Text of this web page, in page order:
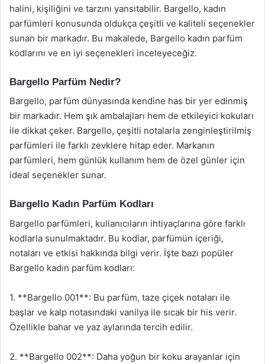
halini, kişiliğini ve tarzını yansıtabilir. Bargello, kadın
parfümleri konusunda oldukça çeşitli ve kaliteli seçenekler
sunan bir markadır. Bu makalede, Bargello kadın parfüm
kodlarını ve en iyi seçenekleri inceleyeceğiz.
Bargello Parfüm Nedir?
Bargello, parfüm dünyasında kendine has bir yer edinmiş
bir markadır. Hem şık ambalajları hem de etkileyici kokuları
ile dikkat çeker. Bargello, çeşitli notalarla zenginleştirilmiş
parfümleri ile farklı zevklere hitap eder. Markanın
parfümleri, hem günlük kullanım hem de özel günler için
ideal seçenekler sunar.
Bargello Kadın Parfüm Kodları
Bargello parfümleri, kullanıcıların ihtiyaçlarına göre farklı
kodlarla sunulmaktadır. Bu kodlar, parfümün içeriği,
notaları ve etkisi hakkında bilgi verir. İşte bazı popüler
Bargello kadın parfüm kodları:
1. **Bargello 001**: Bu parfüm, taze çiçek notaları ile
başlar ve kalp notasındaki vanilya ile sıcak bir his verir.
Özellikle bahar ve yaz aylarında tercih edilir.
2. **Bargello 002**: Daha yoğun bir koku arayanlar için